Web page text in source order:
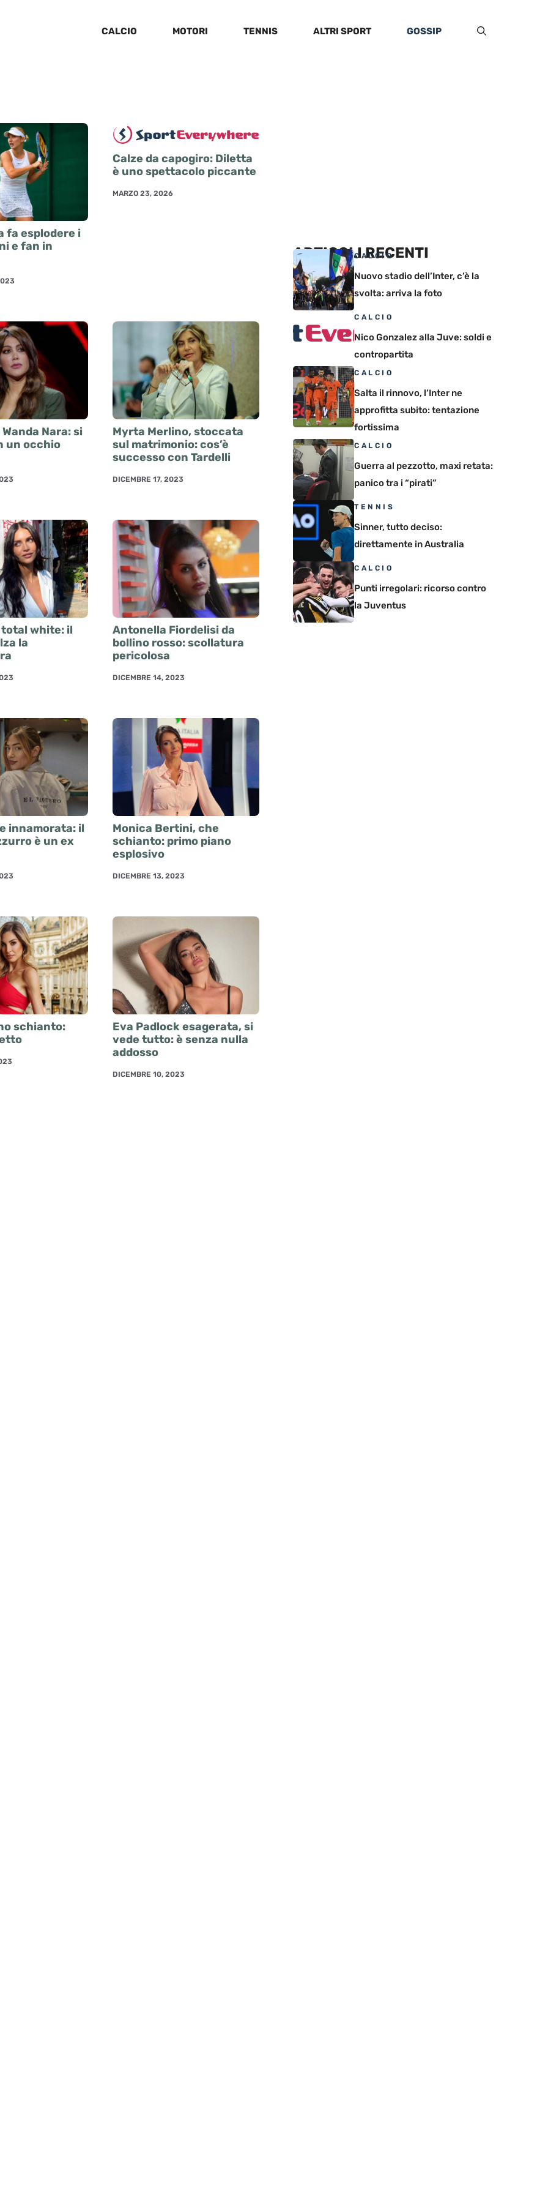
CALCIO MOTORI TENNIS ALTRI SPORT GOSSIP
fa esplodere i
e fan in
Calze da capogiro: Diletta
è uno spettacolo piccante
MARZO 23, 2026
Nara: si
un occhio
Myrta Merlino, stoccata
sul matrimonio: cos’è
successo con Tardelli
DICEMBRE 17, 2023
white: il
la
Antonella Fiordelisi da
bollino rosso: scollatura
pericolosa
DICEMBRE 14, 2023
innamorata: il
è un ex
Monica Bertini, che
schianto: primo piano
esplosivo
DICEMBRE 13, 2023
schianto:
Eva Padlock esagerata, si
vede tutto: è senza nulla
addosso
DICEMBRE 10, 2023
ARTICOLI RECENTI
CALCIO
Nuovo stadio dell’Inter, c’è la
svolta: arriva la foto
CALCIO
Nico Gonzalez alla Juve: soldi e
contropartita
CALCIO
Salta il rinnovo, l’Inter ne
approfitta subito: tentazione
fortissima
CALCIO
Guerra al pezzotto, maxi retata:
panico tra i “pirati”
TENNIS
Sinner, tutto deciso:
direttamente in Australia
CALCIO
Punti irregolari: ricorso contro
la Juventus